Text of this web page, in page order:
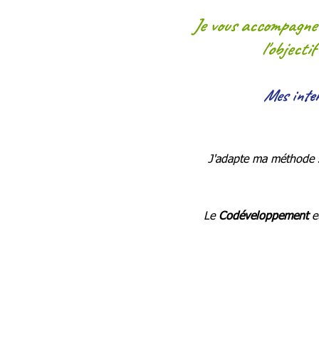
Je vous
l'objectif
Mes
J'adapte ma méthode
Le Codéveloppement